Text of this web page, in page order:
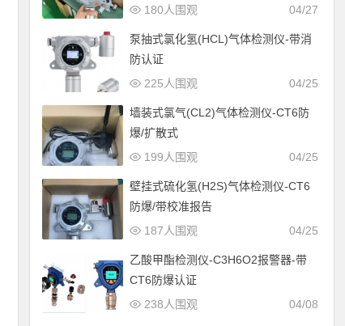
04/27
180人围观
泵抽式氯化氢(HCL)气体检测仪-带消
防认证
04/25
225人围观
墙装式氯气(CL2)气体检测仪-CT6防
爆/扩散式
04/25
199人围观
壁挂式硫化氢(H2S)气体检测仪-CT6
防爆/带校准报告
04/25
187人围观
乙酸甲酯检测仪-C3H6O2报警器-带
CT6防爆认证
04/08
238人围观